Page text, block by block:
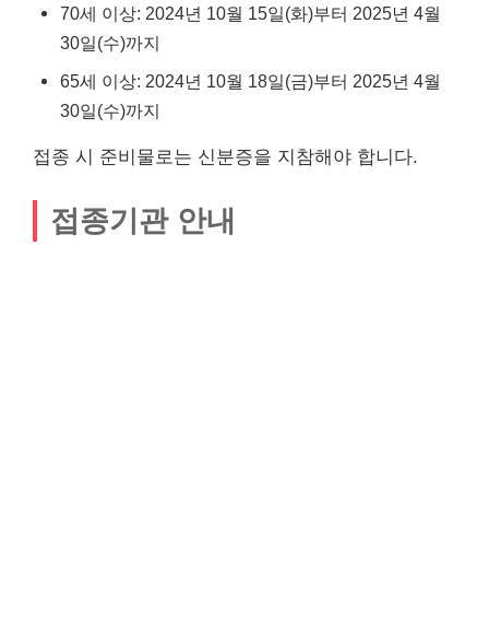
70세 이상: 2024년 10월 15일(화)부터 2025년 4월
30일(수)까지
65세 이상: 2024년 10월 18일(금)부터 2025년 4월
30일(수)까지
접종 시 준비물로는 신분증을 지참해야 합니다.
접종기관 안내